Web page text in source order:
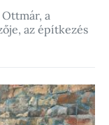
a
az építkezés